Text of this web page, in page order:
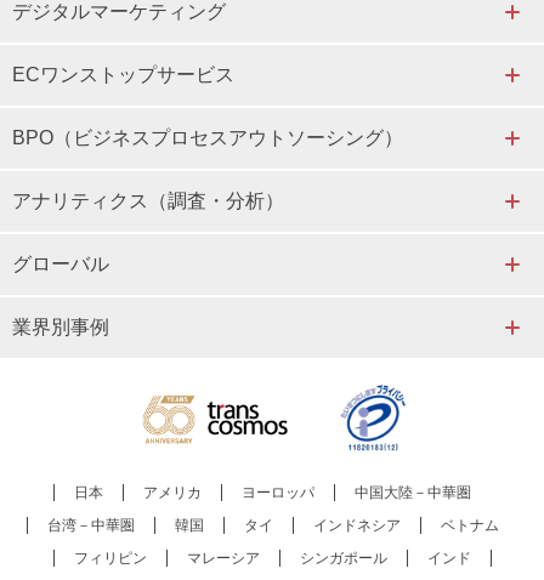
デジタルマーケティング
ECワンストップサービス
BPO（ビジネスプロセスアウトソーシング）
アナリティクス（調査・分析）
グローバル
業界別事例
日本 アメリカ ヨーロッパ
中国大陸－中華圏
台湾－中華圏
韓国 タイ インドネシア
ベトナム
フィリピン
マレーシア シンガポール インド